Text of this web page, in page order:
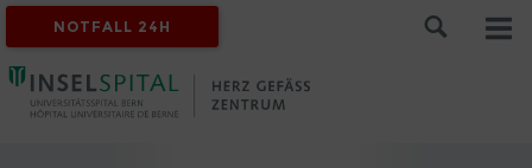
NOTFALL 24H